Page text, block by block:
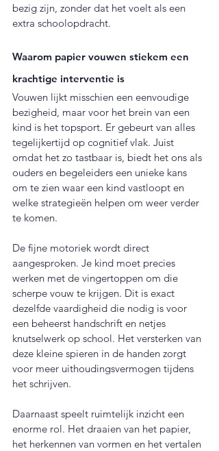
bezig zijn, zonder dat het voelt als een
extra schoolopdracht.
Waarom papier vouwen stiekem een
krachtige interventie is
Vouwen lijkt misschien een eenvoudige
bezigheid, maar voor het brein van een
kind is het topsport. Er gebeurt van alles
tegelijkertijd op cognitief vlak. Juist
omdat het zo tastbaar is, biedt het ons als
ouders en begeleiders een unieke kans
om te zien waar een kind vastloopt en
welke strategieën helpen om weer verder
te komen.
De fijne motoriek wordt direct
aangesproken. Je kind moet precies
werken met de vingertoppen om die
scherpe vouw te krijgen. Dit is exact
dezelfde vaardigheid die nodig is voor
een beheerst handschrift en netjes
knutselwerk op school. Het versterken van
deze kleine spieren in de handen zorgt
voor meer uithoudingsvermogen tijdens
het schrijven.
Daarnaast speelt ruimtelijk inzicht een
enorme rol. Het draaien van het papier,
het herkennen van vormen en het vertalen